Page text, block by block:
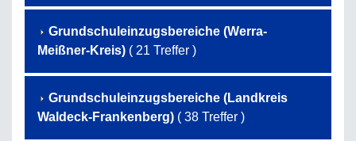
Grundschuleinzugsbereiche (Werra-
Meißner-Kreis) ( 21 Treffer )
Grundschuleinzugsbereiche (Landkreis
Waldeck-Frankenberg) ( 38 Treffer )